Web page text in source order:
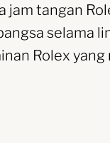
tangan
selama
Rolex